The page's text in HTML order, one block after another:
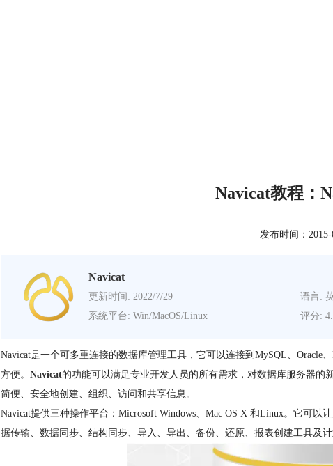
Navicat教程：
发布时间：
Navicat
更新时间: 2022/7/29
语言:
系统平台: Win/MacOS/Linux
评分:
Navicat是一个可多重连接的数据库管理工具，它可以连接到MySQL、Oracle
方便。Navicat的功能可以满足专业开发人员的所有需求，对数据库服务器的
简便、安全地创建、组织、访问和共享信息。
Navicat提供三种操作平台：Microsoft Windows、Mac OS X 和Linux。它可
据传输、数据同步、结构同步、导入、导出、备份、还原、报表创建工具及计